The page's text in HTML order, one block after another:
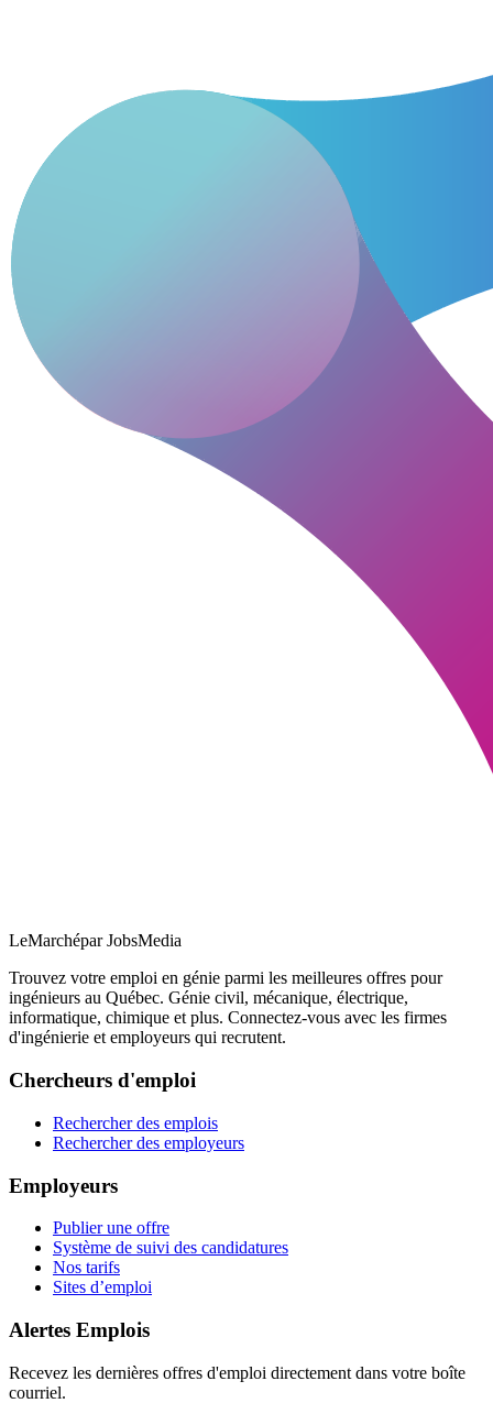
LeMarchépar JobsMedia
Trouvez votre emploi en génie parmi les meilleures offres pour
ingénieurs au Québec. Génie civil, mécanique, électrique,
informatique, chimique et plus. Connectez-vous avec les firmes
d'ingénierie et employeurs qui recrutent.
Chercheurs d'emploi
Rechercher des emplois
Rechercher des employeurs
Employeurs
Publier une offre
Système de suivi des candidatures
Nos tarifs
Sites d’emploi
Alertes Emplois
Recevez les dernières offres d'emploi directement dans votre boîte
courriel.